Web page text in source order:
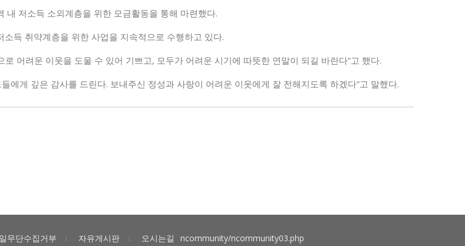
저소득 소외계층을 위한 모금활동을 통해 마련했다.
득 취약계층을 위한 사업을 지속적으로 수행하고 있다.
어려운 이웃을 도울 수 있어 기쁘고, 모두가 어려운 시기에 따뜻한 연말이 되길 바란다”고 했다.
에게 깊은 감사를 드린다. 보내주신 정성과 사랑이 어려운 이웃에게 잘 전해지도록 하겠다”고 말했다.
무단수집거부 l 자유게시판 l 오시는길 ncommunity/ncommunity03.php